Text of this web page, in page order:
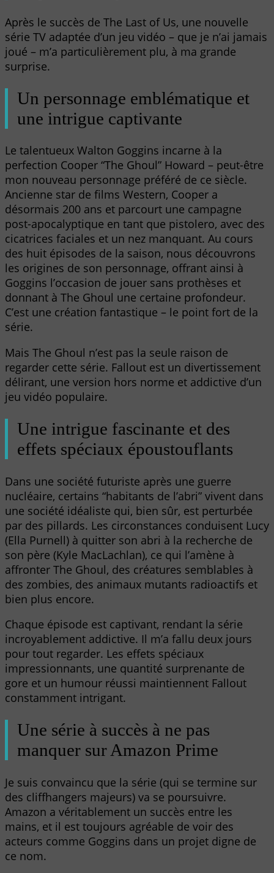
Après le succès de The Last of Us, une nouvelle
série TV adaptée d’un jeu vidéo – que je n’ai jamais
joué – m’a particulièrement plu, à ma grande
surprise.
Un personnage emblématique et
une intrigue captivante
Le talentueux Walton Goggins incarne à la
perfection Cooper “The Ghoul” Howard – peut-être
mon nouveau personnage préféré de ce siècle.
Ancienne star de films Western, Cooper a
désormais 200 ans et parcourt une campagne
post-apocalyptique en tant que pistolero, avec des
cicatrices faciales et un nez manquant. Au cours
des huit épisodes de la saison, nous découvrons
les origines de son personnage, offrant ainsi à
Goggins l’occasion de jouer sans prothèses et
donnant à The Ghoul une certaine profondeur.
C’est une création fantastique – le point fort de la
série.
Mais The Ghoul n’est pas la seule raison de
regarder cette série. Fallout est un divertissement
délirant, une version hors norme et addictive d’un
jeu vidéo populaire.
Une intrigue fascinante et des
effets spéciaux époustouflants
Dans une société futuriste après une guerre
nucléaire, certains “habitants de l’abri” vivent dans
une société idéaliste qui, bien sûr, est perturbée
par des pillards. Les circonstances conduisent Lucy
(Ella Purnell) à quitter son abri à la recherche de
son père (Kyle MacLachlan), ce qui l’amène à
affronter The Ghoul, des créatures semblables à
des zombies, des animaux mutants radioactifs et
bien plus encore.
Chaque épisode est captivant, rendant la série
incroyablement addictive. Il m’a fallu deux jours
pour tout regarder. Les effets spéciaux
impressionnants, une quantité surprenante de
gore et un humour réussi maintiennent Fallout
constamment intrigant.
Une série à succès à ne pas
manquer sur Amazon Prime
Je suis convaincu que la série (qui se termine sur
des cliffhangers majeurs) va se poursuivre.
Amazon a véritablement un succès entre les
mains, et il est toujours agréable de voir des
acteurs comme Goggins dans un projet digne de
ce nom.